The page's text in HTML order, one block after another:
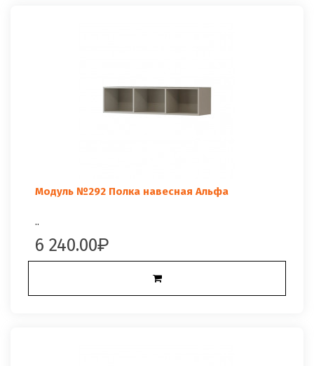
Модуль №292 Полка навесная Альфа
..
6 240.00